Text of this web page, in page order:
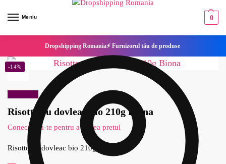
Meniu 0
Dropshipping Romania⚡ Furnizorul tău de produse
Risotto cu dovleac bio 210g Biona
Conecteaza-te pentru a vedea pretul
-14%
Risotto cu dovleac bio 210g Biona